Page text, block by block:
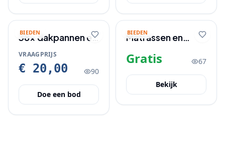
BIEDEN
38x dakpannen en
1 x nokvorst nieuw
VRAAGPRIJS
€ 20,00 90
Doe een bod
BIEDEN
Matrassen en
kussens op te
halen gratis
Gratis 67
Bekijk